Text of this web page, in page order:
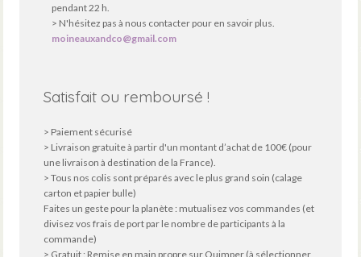
pendant 22 h.
> N'hésitez pas à nous contacter pour en savoir plus.
moineauxandco@gmail.com
Satisfait ou remboursé !
> Paiement sécurisé
> Livraison gratuite à partir d'un montant d’achat de 100€ (pour
une livraison à destination de la France).
> Tous nos colis sont préparés avec le plus grand soin (calage
carton et papier bulle)
Faites un geste pour la planète : mutualisez vos commandes (et
divisez vos frais de port par le nombre de participants à la
commande)
> Gratuit : Remise en main propre sur Quimper (à sélectionner